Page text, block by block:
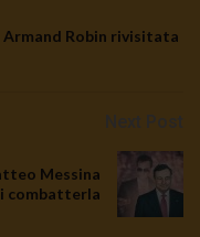
Armand Robin rivisitata
Messina
combatterla